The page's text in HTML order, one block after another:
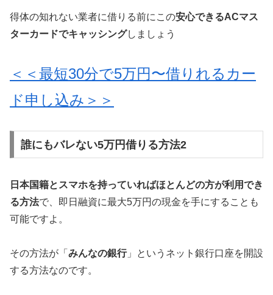
得体の知れない業者に借りる前にこの安心できるACマス
ターカードでキャッシングしましょう
＜＜最短30分で5万円〜借りれるカー
ド申し込み＞＞
誰にもバレない5万円借りる方法2
日本国籍とスマホを持っていればほとんどの方が利用でき
る方法で、即日融資に最大5万円の現金を手にすることも
可能ですよ。
その方法が「 みんなの銀行」というネット銀行口座を開設
する方法なのです。